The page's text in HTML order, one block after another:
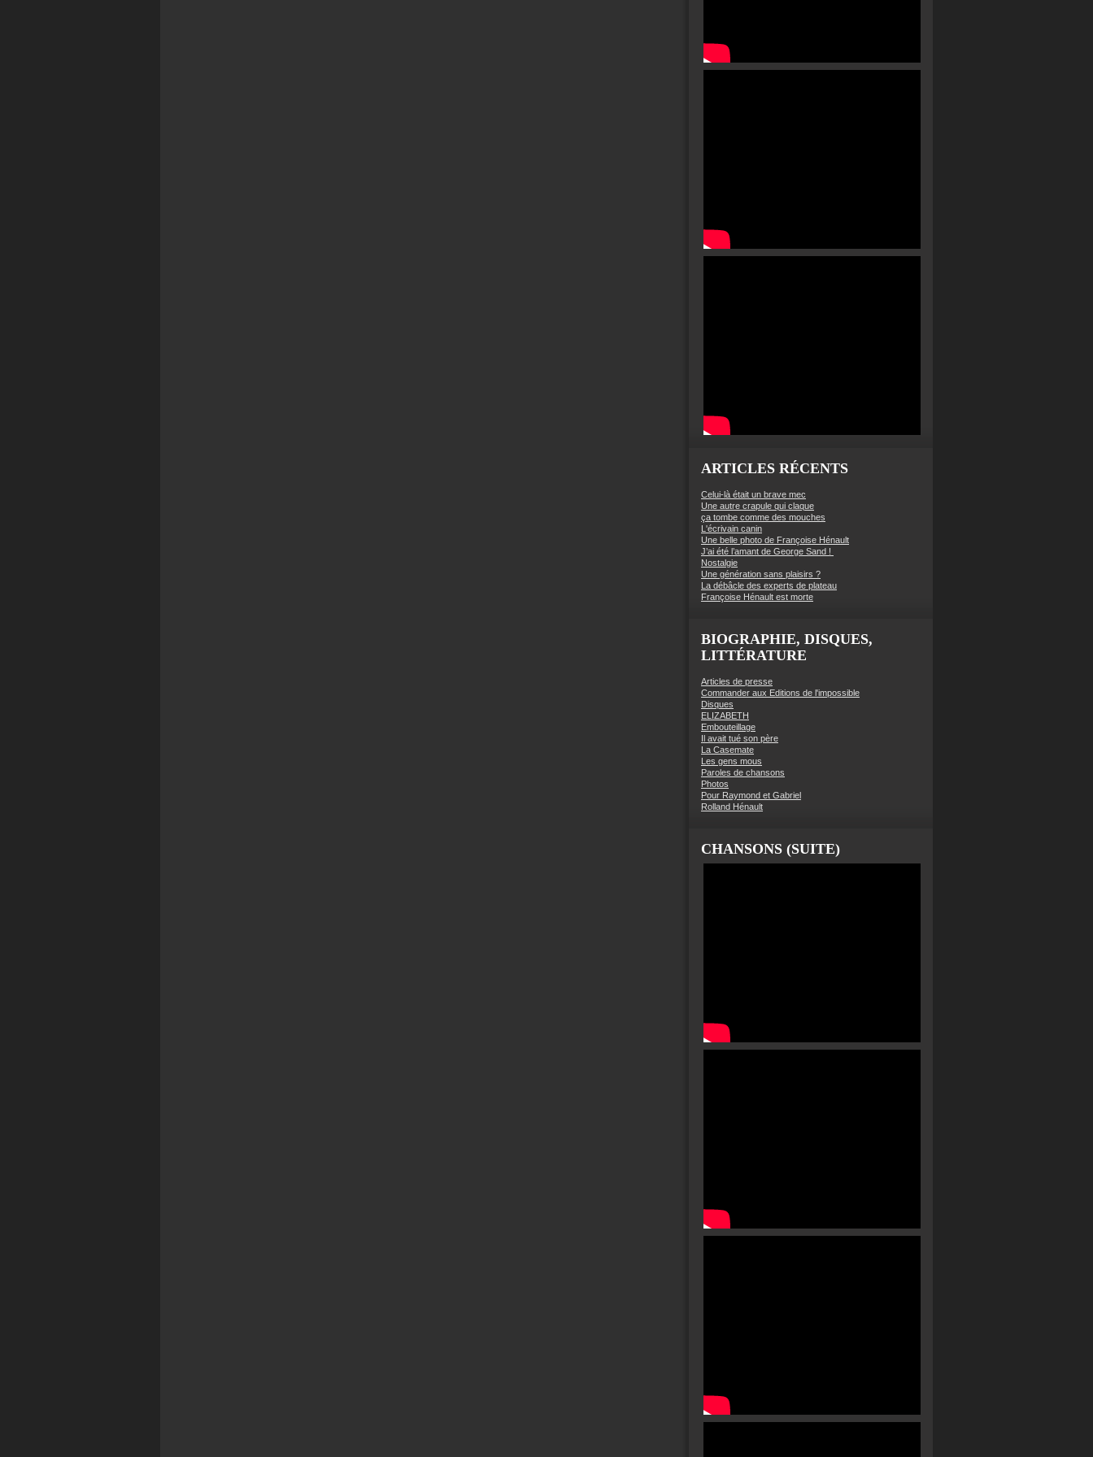
ARTICLES RÉCENTS
Celui-là était un brave mec
Une autre crapule qui claque
ça tombe comme des mouches
L'écrivain canin
Une belle photo de Françoise Hénault
J’ai été l’amant de George Sand !
Nostalgie
Une génération sans plaisirs ?
La débâcle des experts de plateau
Françoise Hénault est morte
BIOGRAPHIE, DISQUES,
LITTÉRATURE
Articles de presse
Commander aux Editions de l'impossible
Disques
ELIZABETH
Embouteillage
Il avait tué son père
La Casemate
Les gens mous
Paroles de chansons
Photos
Pour Raymond et Gabriel
Rolland Hénault
CHANSONS (SUITE)